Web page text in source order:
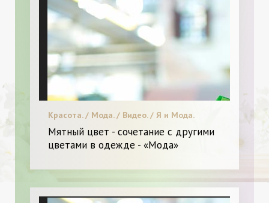
Красота. / Мода. / Видео. / Я и Мода.
Мятный цвет - сочетание с другими
цветами в одежде - «Мода»